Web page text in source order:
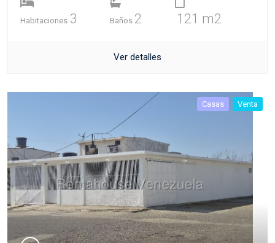
Habitaciones 3 Baños 2 121 m2
Ver detalles
Casas Venta